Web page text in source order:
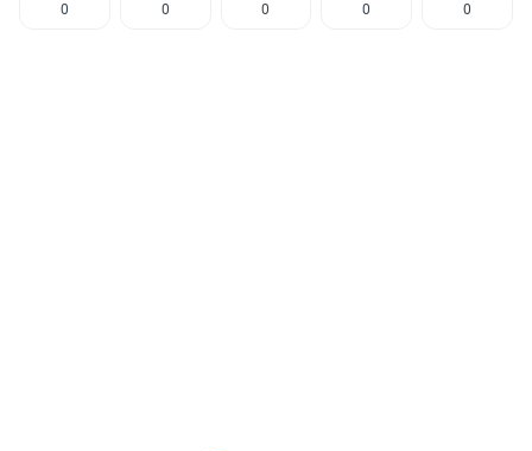
0 0 0 0 0